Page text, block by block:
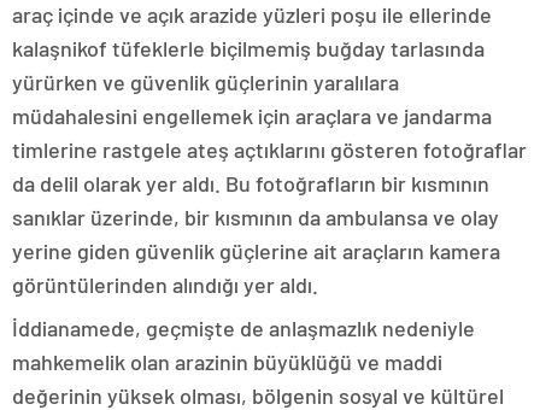
araç içinde ve açık arazide yüzleri poşu ile ellerinde
kalaşnikof tüfeklerle biçilmemiş buğday tarlasında
yürürken ve güvenlik güçlerinin yaralılara
müdahalesini engellemek için araçlara ve jandarma
timlerine rastgele ateş açtıklarını gösteren fotoğraflar
da delil olarak yer aldı. Bu fotoğrafların bir kısmının
sanıklar üzerinde, bir kısmının da ambulansa ve olay
yerine giden güvenlik güçlerine ait araçların kamera
görüntülerinden alındığı yer aldı.
İddianamede, geçmişte de anlaşmazlık nedeniyle
mahkemelik olan arazinin büyüklüğü ve maddi
değerinin yüksek olması, bölgenin sosyal ve kültürel